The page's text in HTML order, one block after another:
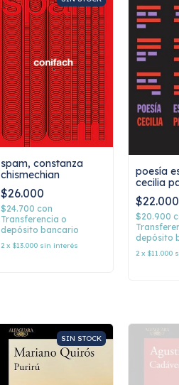
spam, constanza
chismechian
$26.000
$24.700 con
Transferencia o
depósito bancario
2 x $13.000 sin interés
poesía
cecilia
$22.000
$20.900
depósito
2 x $11.000
SIN STOCK